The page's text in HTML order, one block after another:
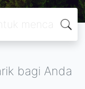
bagi Anda